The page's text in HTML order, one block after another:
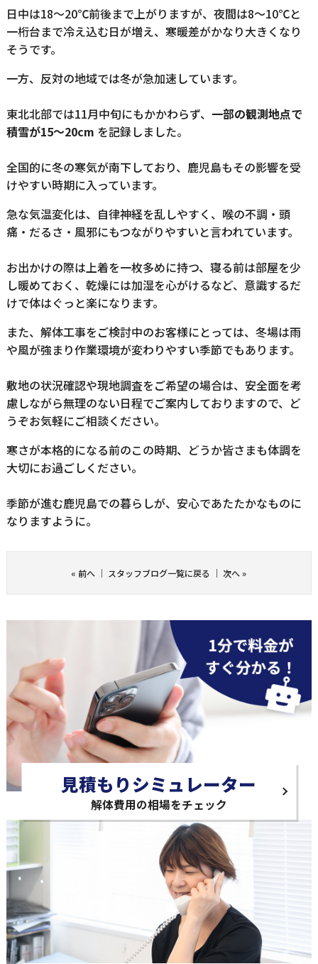
日中は18〜20℃前後まで上がりますが、夜間は8〜10℃と
一桁台まで冷え込む日が増え、寒暖差がかなり大きくなり
そうです。
一方、反対の地域では冬が急加速しています。
東北北部では11月中旬にもかかわらず、 一部の観測地点で
積雪が15〜20cm を記録しました。
全国的に冬の寒気が南下しており、鹿児島もその影響を受
けやすい時期に入っています。
急な気温変化は、自律神経を乱しやすく、喉の不調・頭
痛・だるさ・風邪にもつながりやすいと言われています。
お出かけの際は上着を一枚多めに持つ、寝る前は部屋を少
し暖めておく、乾燥には加湿を心がけるなど、意識するだ
けで体はぐっと楽になります。
また、解体工事をご検討中のお客様にとっては、冬場は雨
や風が強まり作業環境が変わりやすい季節でもあります。
敷地の状況確認や現地調査をご希望の場合は、安全面を考
慮しながら無理のない日程でご案内しておりますので、ど
うぞお気軽にご相談ください。
寒さが本格的になる前のこの時期、どうか皆さまも体調を
大切にお過ごしください。
季節が進む鹿児島での暮らしが、安心であたたかなものに
なりますように。
« 前へ ｜ スタッフブログ一覧に戻る ｜次へ»
見積もりシミュレーター
解体費用の相場をチェック